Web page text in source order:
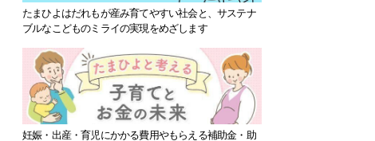
たまひよはだれもが産み育てやすい社会と、サステナ
ブルなこどものミライの実現をめざします
妊娠・出産・育児にかかる費用やもらえる補助金・助